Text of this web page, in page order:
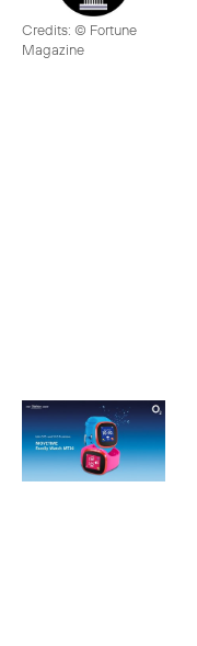
Credits: © Fortune
Magazine